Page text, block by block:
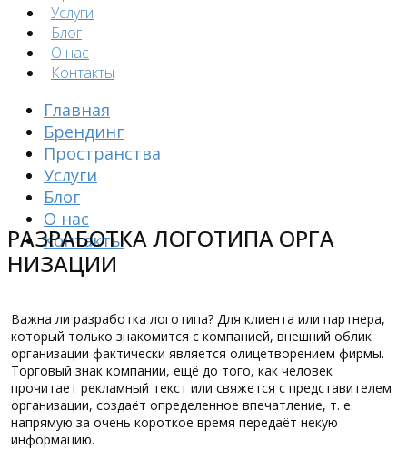
Услуги
Блог
О нас
Контакты
Главная
Брендинг
Пространства
Услуги
Блог
О нас
Контакты
Важна ли разработка логотипа? Для клиента или партнера,
который только знакомится с компанией, внешний облик
организации фактически является олицетворением фирмы.
Торговый знак компании, ещё до того, как человек
прочитает рекламный текст или свяжется с представителем
организации, создаёт определенное впечатление, т. е.
напрямую за очень короткое время передаёт некую
информацию.
РАЗРАБОТКА ЛОГОТИПА ОРГА​​
НИЗАЦИИ